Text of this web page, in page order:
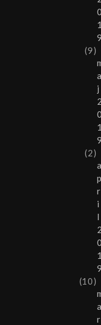
(9)
j
(2)
r
i
l
(10)
r